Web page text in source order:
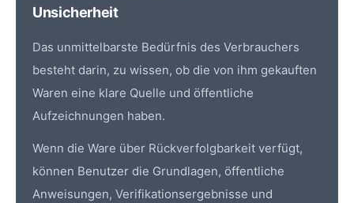
Unsicherheit
Das unmittelbarste Bedürfnis des Verbrauchers
besteht darin, zu wissen, ob die von ihm gekauften
Waren eine klare Quelle und öffentliche
Aufzeichnungen haben.
Wenn die Ware über Rückverfolgbarkeit verfügt,
können Benutzer die Grundlagen, öffentliche
Anweisungen, Verifikationsergebnisse und